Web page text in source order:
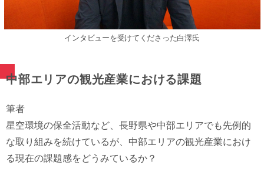
インタビューを受けてくださった白澤氏
中部エリアの観光産業における課題
筆者
星空環境の保全活動など、長野県や中部エリアでも先例的
な取り組みを続けているが、中部エリアの観光産業におけ
る現在の課題感をどうみているか？